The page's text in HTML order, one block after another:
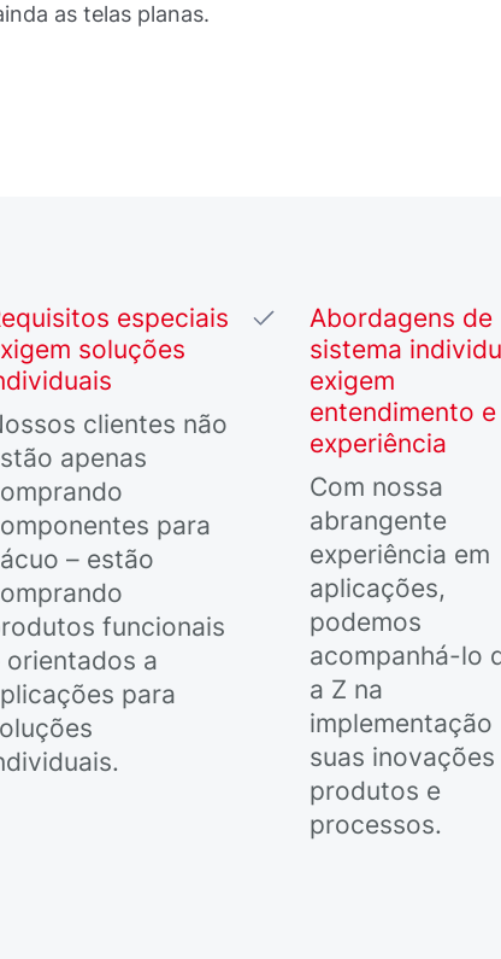
as telas planas.
especiais
soluções
clientes não
apenas
para
– estão
funcionais
orientados a
para
Abordagens de
sistema
exigem
entendimento e
experiência
Com nossa
abrangente
experiência em
aplicações,
podemos
acompanhá-lo
a Z na
implementação
suas inovações
produtos e
processos.